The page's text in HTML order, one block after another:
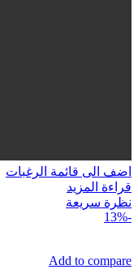
اضف الى قائمة الرغبات
قراءة المزيد
نظرة سريعة
-13%
Add to compare